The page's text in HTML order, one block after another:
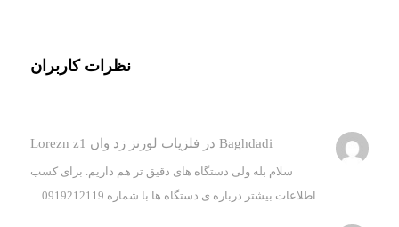
نظرات کاربران
Baghdadi در فلزیاب لورنز زد وان Lorezn z1
سلام بله ولی دستگاه های دقیق تر هم داریم. برای کسب
اطلاعات بیشتر درباره ی دستگاه ها با شماره 0919212119…